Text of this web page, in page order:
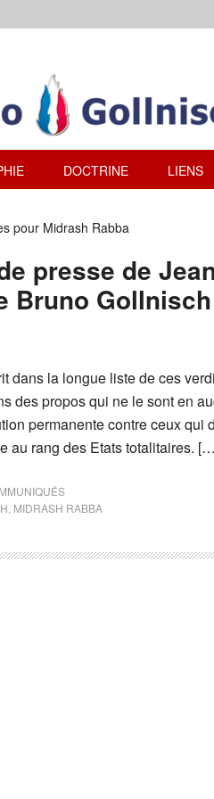
DOCTRINE LIENS
pour Midrash Rabba
presse de
Bruno Gollnisch
dans la longue liste de ces
des propos qui ne le sont en
permanente contre ceux qui
au rang des Etats totalitaires.
MIDRASH RABBA